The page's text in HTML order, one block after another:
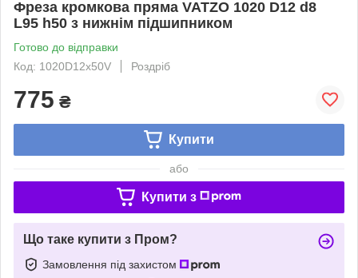
Фреза кромкова пряма VATZO 1020 D12 d8
L95 h50 з нижнім підшипником
Готово до відправки
Код: 1020D12x50V
Роздріб
775 ₴
Купити
або
Купити з
Що таке купити з Пром?
Замовлення під захистом